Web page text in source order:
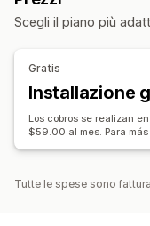
Calcolo delle imposte
Gestione dei file
Generazione di PDF
Scegli il piano più
Gratis
Installazione
Los cobros se realizan
$59.00 al mes. Para
Tutte le spese sono